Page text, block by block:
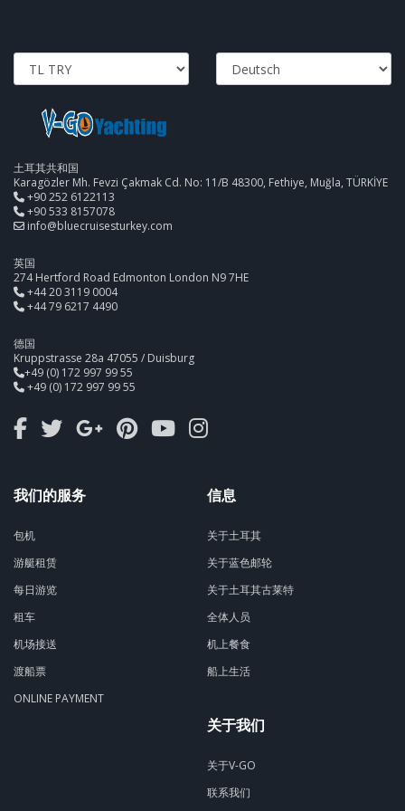
土耳其共和国
Karagözler Mh. Fevzi Çakmak Cd. No: 11/B 48300, Fethiye, Muğla, TÜRKİYE
+90 252 6122113
+90 533 8157078
info@bluecruisesturkey.com
英国
274 Hertford Road Edmonton London N9 7HE
+44 20 3119 0004
+44 79 6217 4490
德国
Kruppstrasse 28a 47055 / Duisburg
+49 (0) 172 997 99 55
+49 (0) 172 997 99 55
我们的服务
包机
游艇租赁
每日游览
租车
机场接送
渡船票
ONLINE PAYMENT
信息
关于土耳其
关于蓝色邮轮
关于土耳其古莱特
全体人员
机上餐食
船上生活
关于我们
关于V-GO
联系我们